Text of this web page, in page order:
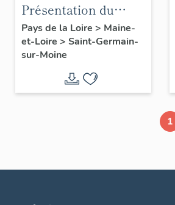
Présentation du
patrimoine
industriel de la
commune de Saint-
Germain-sur-Moine
Pays de la Loire > Maine-
et-Loire > Saint-Germain-
sur-Moine
1